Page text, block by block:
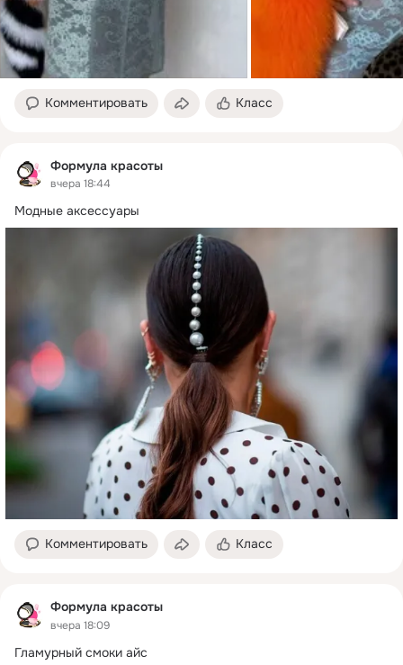
Комментировать Класс
Формула красоты
вчера 18:44
Модные аксессуары
Комментировать Класс
Формула красоты
вчера 18:09
Гламурный смоки айс